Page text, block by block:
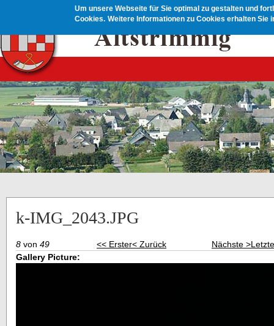
Um unsere Webseite für Sie optimal zu gestalten und
Cookies. Weitere Informationen zu Cookies erhalten Sie
k-IMG_2043.JPG
8 von 49 << Erster< Zurück Nächste >
Gallery Picture: